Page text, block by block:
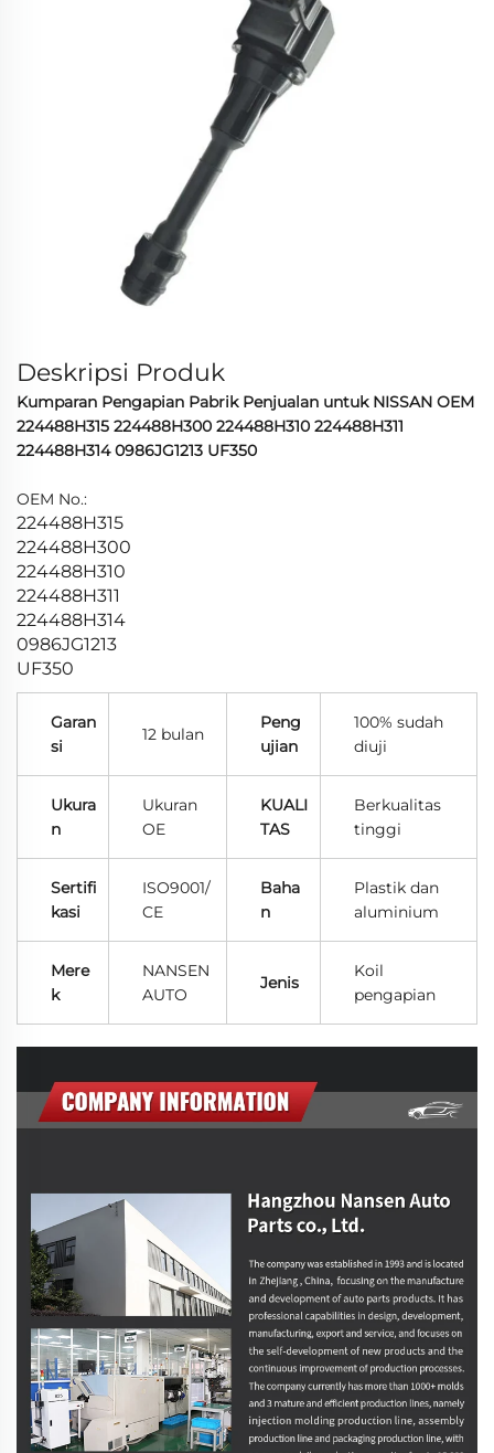
Deskripsi Produk
Kumparan Pengapian Pabrik Penjualan untuk NISSAN OEM
224488H315 224488H300 224488H310 224488H311
224488H314 0986JG1213 UF350
OEM No.:
224488H315
224488H300
224488H310
224488H311
224488H314
0986JG1213
UF350
Garan
si
12 bulan
Peng
ujian
100% sudah
diuji
Ukura
n
Ukuran
OE
KUALI
TAS
Berkualitas
tinggi
Sertifi
kasi
ISO9001/
CE
Baha
n
Plastik dan
aluminium
Mere
k
NANSEN
AUTO
Jenis
Koil
pengapian